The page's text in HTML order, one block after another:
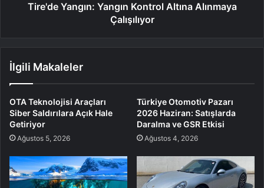
Tire'de Yangın: Yangın Kontrol Altına Alınmaya
Çalışılıyor
İlgili Makaleler
OTA Teknolojisi Araçları
Siber Saldırılara Açık Hale
Getiriyor
Ağustos 5, 2026
Türkiye Otomotiv Pazarı
2026 Haziran: Satışlarda
Daralma ve GSR Etkisi
Ağustos 4, 2026